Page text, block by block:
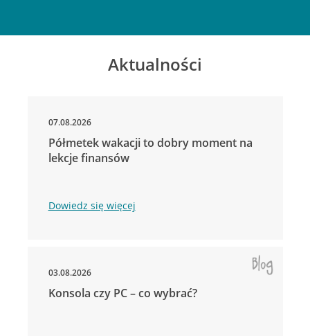
Aktualności
07.08.2026
Półmetek wakacji to dobry moment na
lekcje finansów
Dowiedz się więcej
03.08.2026
Konsola czy PC – co wybrać?